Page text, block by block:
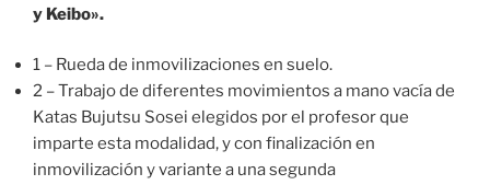
y Keibo».
1 – Rueda de inmovilizaciones en suelo.
2 – Trabajo de diferentes movimientos a mano vacía de
Katas Bujutsu Sosei elegidos por el profesor que
imparte esta modalidad, y con finalización en
inmovilización y variante a una segunda